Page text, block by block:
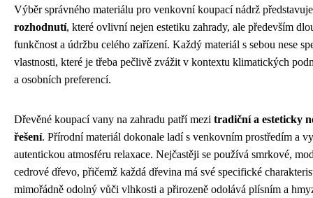
Výběr správného materiálu pro venkovní koupací nádrž
rozhodnutí, které ovlivní nejen estetiku zahrady, ale především
funkčnost a údržbu celého zařízení. Každý materiál s sebou nese
vlastnosti, které je třeba pečlivě zvážit v kontextu klimatických
a osobních preferencí.
Dřevěné koupací vany na zahradu patří mezi tradiční a esteticky
řešení. Přírodní materiál dokonale ladí s venkovním prostředím a
autentickou atmosféru relaxace. Nejčastěji se používá smrkové,
cedrové dřevo, přičemž každá dřevina má své specifické
mimořádně odolný vůči vlhkosti a přirozeně odolává plísním a